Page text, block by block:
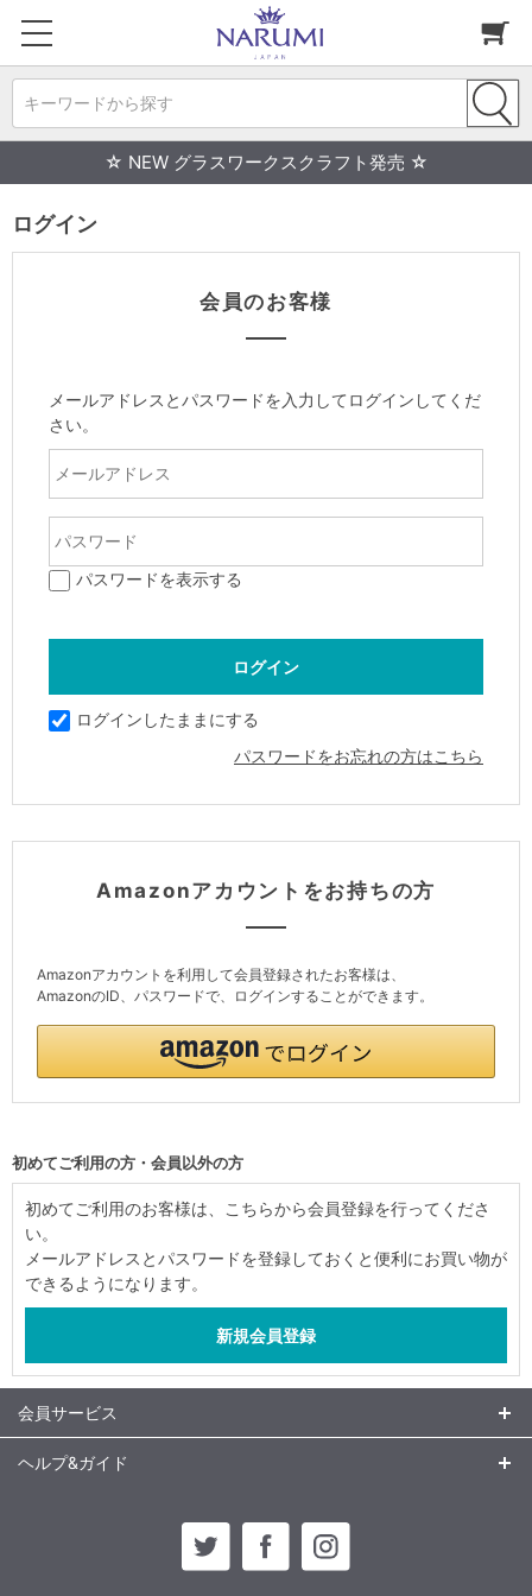
キーワードから探す
☆ NEW グラスワークスクラフト発売 ☆
ログイン
会員のお客様
メールアドレスとパスワードを入力してログインしてくだ
さい。
パスワードを表示する
ログインしたままにする
パスワードをお忘れの方はこちら
Amazonアカウントをお持ちの方
Amazonアカウントを利用して会員登録されたお客様は、
AmazonのID、パスワードで、ログインすることができます。
初めてご利用の方・会員以外の方
初めてご利用のお客様は、こちらから会員登録を行ってくださ
い。
メールアドレスとパスワードを登録しておくと便利にお買い物が
できるようになります。
会員サービス
ヘルプ&ガイド